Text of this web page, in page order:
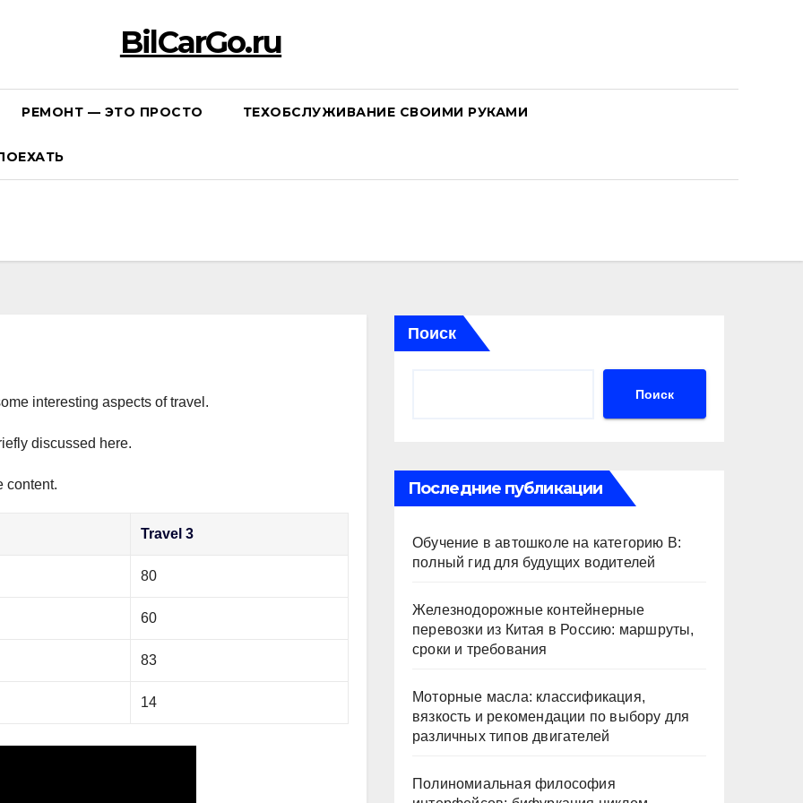
BilCarGo.ru
РЕМОНТ — ЭТО ПРОСТО ТЕХОБСЛУЖИВАНИЕ СВОИМИ РУКАМИ
interesting aspects of travel.
discussed here.
content.
Travel 3
80
60
83
14
Поиск
Поиск
Последние публикации
Обучение в автошколе на категорию В:
полный гид для будущих водителей
Железнодорожные контейнерные
перевозки из Китая в Россию: маршруты,
сроки и требования
Моторные масла: классификация,
вязкость и рекомендации по выбору для
различных типов двигателей
Полиномиальная философия